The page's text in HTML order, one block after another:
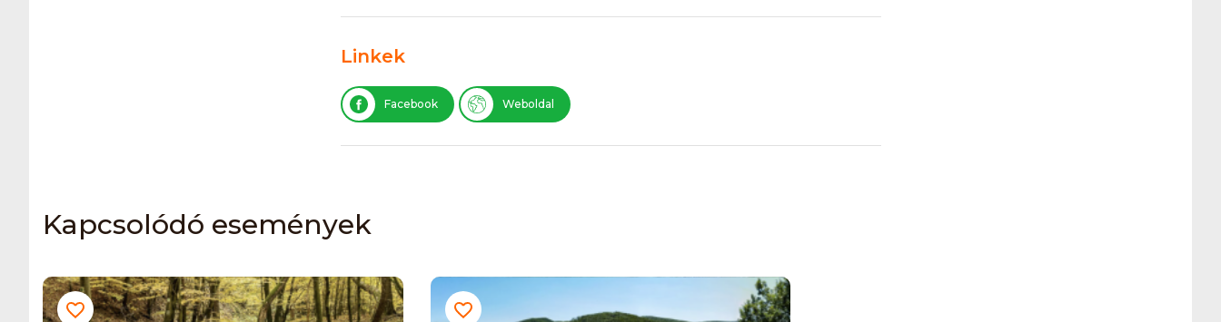
Linkek
Facebook Weboldal
Kapcsolódó események